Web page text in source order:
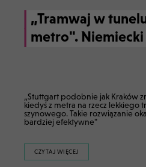
„Tramwaj w
metro". Niemiecki
„Stuttgart podobnie jak Kraków
kiedyś z metra na rzecz lekkiego
szynowego. Takie rozwiązanie
bardziej efektywne"
CZYTAJ WIĘCEJ